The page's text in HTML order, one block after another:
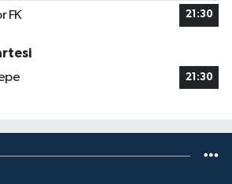
FK 21:30
21:30